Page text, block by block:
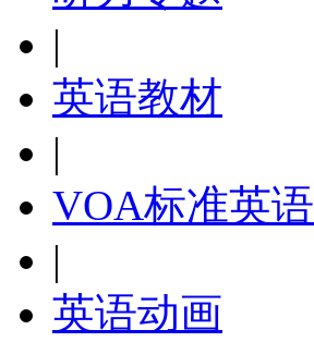
|
英语教材
|
VOA标准英语
|
英语动画